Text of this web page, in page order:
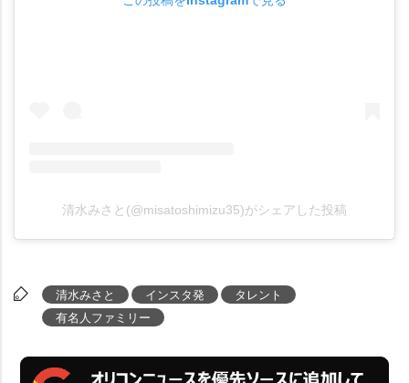
清水みさと(@misatoshimizu35)がシェアした投稿
清水みさと インスタ発
タレント
有名人ファミリー